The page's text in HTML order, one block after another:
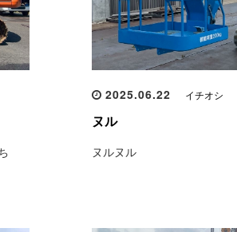
2025.06.22 イチオシ
ヌル
ヌルヌル